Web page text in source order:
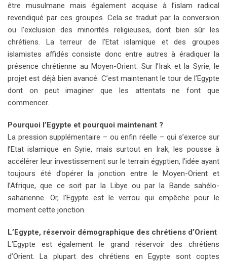
être musulmane mais également acquise à l’islam radical
revendiqué par ces groupes. Cela se traduit par la conversion
ou l’exclusion des minorités religieuses, dont bien sûr les
chrétiens. La terreur de l’Etat islamique et des groupes
islamistes affidés consiste donc entre autres à éradiquer la
présence chrétienne au Moyen-Orient. Sur l’Irak et la Syrie, le
projet est déjà bien avancé. C’est maintenant le tour de l’Egypte
dont on peut imaginer que les attentats ne font que
commencer.
Pourquoi l’Egypte et pourquoi maintenant ?
La pression supplémentaire – ou enfin réelle – qui s’exerce sur
l’Etat islamique en Syrie, mais surtout en Irak, les pousse à
accélérer leur investissement sur le terrain égyptien, l’idée ayant
toujours été d’opérer la jonction entre le Moyen-Orient et
l’Afrique, que ce soit par la Libye ou par la Bande sahélo-
saharienne. Or, l’Egypte est le verrou qui empêche pour le
moment cette jonction.
L’Egypte, réservoir démographique des chrétiens d’Orient
L’Egypte est également le grand réservoir des chrétiens
d’Orient. La plupart des chrétiens en Egypte sont coptes